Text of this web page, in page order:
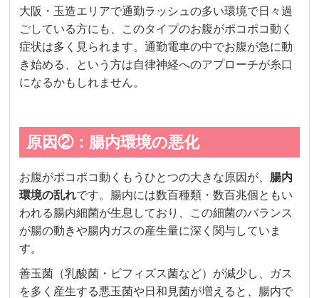
大阪・玉造エリアで通勤ラッシュの多い環境で日々過
ごしている方にも、このタイプのお腹がポコポコ動く
症状は多く見られます。通勤電車の中でお腹が急に動
き始める、という方は自律神経へのアプローチが糸口
になるかもしれません。
原因②：腸内環境の悪化
お腹がポコポコ動くもうひとつの大きな原因が、 腸内
環境の乱れです。腸内には数百種類・数百兆個ともい
われる腸内細菌が生息しており、この細菌のバランス
が腸の動きや腸内ガスの産生量に深く関与していま
す。
善玉菌（乳酸菌・ビフィズス菌など）が減少し、ガス
を多く産生する悪玉菌や日和見菌が増えると、腸内で